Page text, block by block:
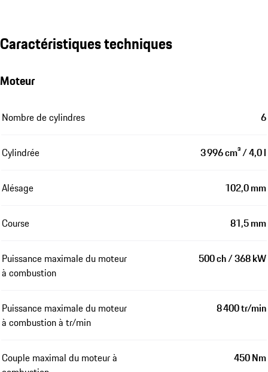
Caractéristiques techniques
Moteur
Nombre de cylindres 6
Cylindrée 3 996 cm³ / 4,0 l
Alésage 102,0 mm
Course 81,5 mm
Puissance maximale du moteur
à combustion
500 ch / 368 kW
Puissance maximale du moteur
à combustion à tr/min
8 400 tr/min
Couple maximal du moteur à
450 Nm